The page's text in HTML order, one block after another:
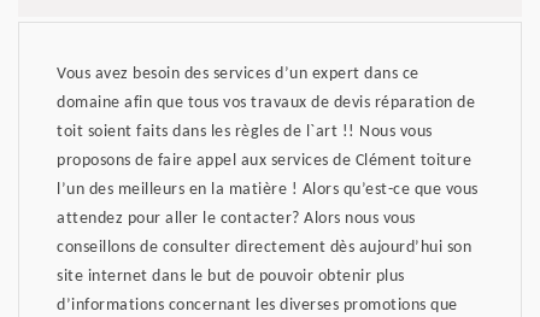
Vous avez besoin des services d’un expert dans ce
domaine afin que tous vos travaux de devis réparation de
toit soient faits dans les règles de l`art !! Nous vous
proposons de faire appel aux services de Clément toiture
l’un des meilleurs en la matière ! Alors qu’est-ce que vous
attendez pour aller le contacter? Alors nous vous
conseillons de consulter directement dès aujourd’hui son
site internet dans le but de pouvoir obtenir plus
d’informations concernant les diverses promotions que